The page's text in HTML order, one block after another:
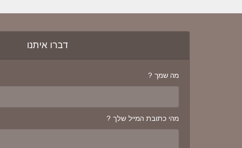
דברו איתנו
מה שמך ?
מהי כתובת המייל שלך ?